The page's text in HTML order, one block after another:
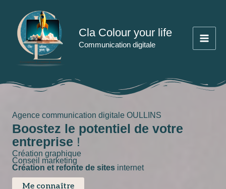
contenu
Cla Colour your life
Communication digitale
Agence communication digitale OULLINS
Boostez le potentiel de votre
entreprise !
Création graphique
Conseil marketing
Création et refonte de sites internet
Me connaître